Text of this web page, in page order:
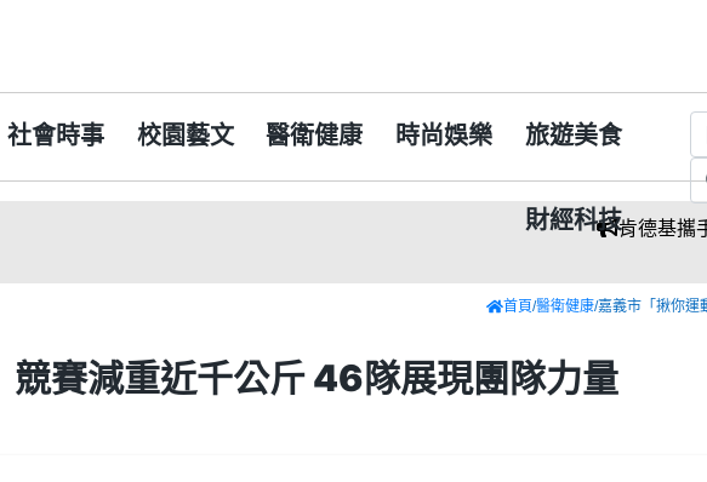
社會時事 校園藝文 醫衛健康 時尚娛樂 旅遊美食
財經科技
肯德基攜手《新世紀福音戰士
首頁/醫衛健康/嘉義市「揪你運
競賽減重近千公斤 46隊展現團隊力量